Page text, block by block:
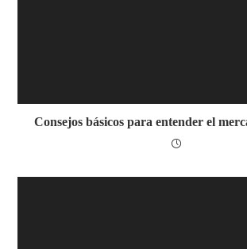
Consejos básicos para entender el